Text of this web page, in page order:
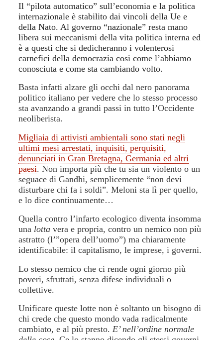
Il “pilota automatico” sull’economia e la politica
internazionale è stabilito dai vincoli della Ue e
della Nato. Al governo “nazionale” restamano
libera sui meccanismi della vita politica interna ed
è a questi che si dedicheranno i volenterosi
carnefici della democrazia così come l’abbiamo
conosciuta e come sta cambiando volto.
Basta infatti alzare gli occhi dal nero panorama
politico italiano per vedere che lo stesso processo
sta avanzando a grandi passi in tutto l’Occidente
neoliberista.
Migliaia di attivisti ambientali sono stati negli
ultimi mesi arrestati, inquisiti, perquisiti,
denunciati in Gran Bretagna, Germania ed altri
paesi. Non importa più che tu sia un violento o un
seguace di Gandhi, semplicemente “non devi
disturbare chi fa i soldi”.Meloni sta lì per quello,
e lo dice continuamente…
Quella contro l’infarto ecologico diventa insomma
una lotta vera e propria, contro un nemico non più
astratto (l’”opera dell’uomo”) ma chiaramente
identificabile: il capitalismo, le imprese, i governi.
Lo stesso nemico che ci rende ogni giorno più
poveri, sfruttati, senza difese individuali o
collettive.
Unificare queste lotte non è soltanto un bisogno di
chi crede che questo mondo vada radicalmente
cambiato, e al più presto.E’ nell’ordine normale